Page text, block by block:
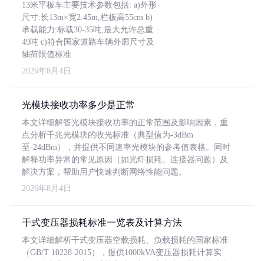
13米平板车主要技术参数包括: a)外形
尺寸:长13m×宽2.45m,栏板高55cm b)
承载能力:标载30-35吨,最大允许总重
49吨 c)符合国家道路车辆外廓尺寸及
轴荷限值标准
2026年8月4日
光模块接收功率多少是正常
本文详细解答光模块接收功率的正常范围及影响因素，重
点分析千兆光模块的收光标准（典型值为-3dBm
至-24dBm），并提供不同速率光模块的参考值表格。同时
解释功率异常的常见原因（如光纤损耗、连接器问题）及
解决方案，帮助用户快速判断网络性能问题。
2026年8月4日
干式变压器损耗标准一览表及计算方法
本文详细解析干式变压器空载损耗、负载损耗的国家标准
（GB/T 10228-2015），提供1000kVA变压器损耗计算实